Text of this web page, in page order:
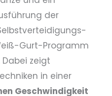
der
Gurt-Programm
zeigt
in einer
Geschwindigkeit